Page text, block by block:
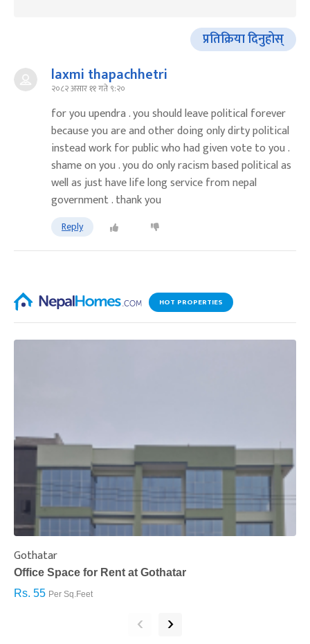
प्रतिक्रिया दिनुहोस्
laxmi thapachhetri
२०८२ असार ११ गते ९:२०
for you upendra . you should leave political forever
because you are and other doing only dirty political
instead work for public who had given vote to you .
shame on you . you do only racism based political as
well as just have life long service from nepal
government . thank you
Reply
HOT PROPERTIES
Gothatar
Office Space for Rent at Gothatar
Rs. 55 Per Sq.Feet
‹ ›